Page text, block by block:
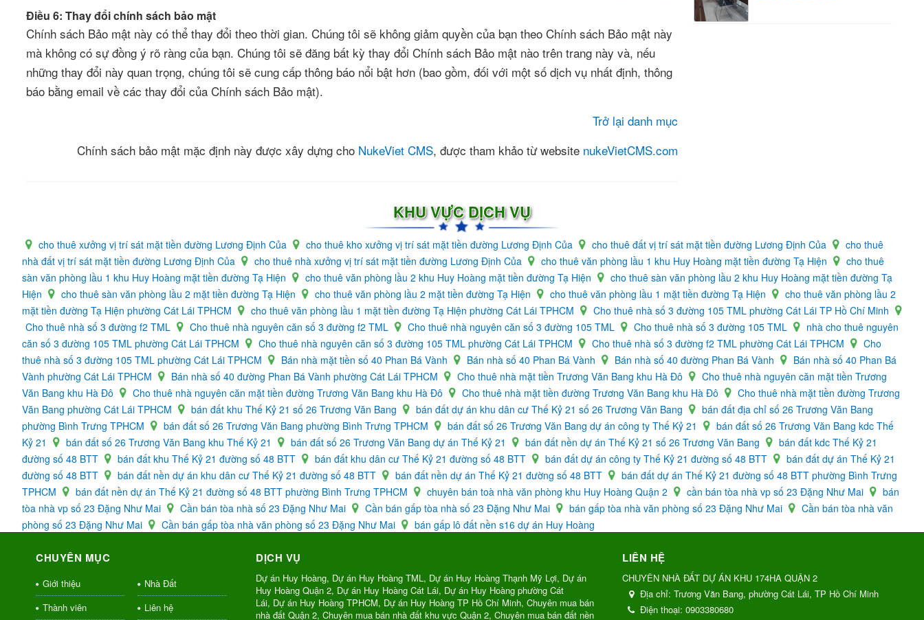
Điều 6: Thay đổi chính sách bảo mật
Chính sách Bảo mật này có thể thay đổi theo thời gian. Chúng tôi sẽ không giảm quyền của bạn theo Chính sách Bảo mật này
mà không có sự đồng ý rõ ràng của bạn. Chúng tôi sẽ đăng bất kỳ thay đổi Chính sách Bảo mật nào trên trang này và, nếu
những thay đổi này quan trọng, chúng tôi sẽ cung cấp thông báo nổi bật hơn (bao gồm, đối với một số dịch vụ nhất định, thông
báo bằng email về các thay đổi của Chính sách Bảo mật).
Trở lại danh mục
Chính sách bảo mật mặc định này được xây dựng cho NukeViet CMS, được tham khảo từ website nukeVietCMS.com
KHU VỰC DỊCH VỤ
cho thuê xưởng vị trí sát mặt tiền đường Lương Định Của cho thuê kho xưởng vị trí sát mặt tiền đường Lương Định Của cho thuê đất vị trí sát mặt tiền đường Lương Định Của
cho thuê
nhà đất vị trí sát mặt tiền đường Lương Định Của
cho thuê nhà xưởng vị trí sát mặt tiền đường Lương Định Của cho thuê văn phòng lầu 1 khu Huy Hoàng mặt tiền đường Tạ Hiện
cho thuê
sàn văn phòng lầu 1 khu Huy Hoàng mặt tiền đường Tạ Hiện
cho thuê văn phòng lầu 2 khu Huy Hoàng mặt tiền đường Tạ Hiện
cho thuê sàn văn phòng lầu 2 khu Huy Hoàng mặt tiền đường Tạ
Hiện
cho thuê sàn văn phòng lầu 2 mặt tiền đường Tạ Hiện cho thuê văn phòng lầu 2 mặt tiền đường Tạ Hiện cho thuê văn phòng lầu 1 mặt tiền đường Tạ Hiện
cho thuê văn phòng lầu 2
mặt tiền đường Tạ Hiện phường Cát Lái TPHCM
cho thuê văn phòng lầu 1 mặt tiền đường Tạ Hiện phường Cát Lái TPHCM
Cho thuê nhà số 3 đường 105 TML phường Cát Lái TP Hồ Chí Minh
Cho thuê nhà số 3 đường f2 TML
Cho thuê nhà nguyên căn số 3 đường f2 TML Cho thuê nhà nguyên căn số 3 đường 105 TML Cho thuê nhà số 3 đường 105 TML
nhà cho thuê nguyên
căn số 3 đường 105 TML phường Cát Lái TPHCM
Cho thuê nhà nguyên căn số 3 đường 105 TML phường Cát Lái TPHCM Cho thuê nhà số 3 đường f2 TML phường Cát Lái TPHCM
Cho
thuê nhà số 3 đường 105 TML phường Cát Lái TPHCM
Bán nhà mặt tiền số 40 Phan Bá Vành Bán nhà số 40 Phan Bá Vành Bán nhà số 40 đường Phan Bá Vành
Bán nhà số 40 Phan Bá
Vành phường Cát Lái TPHCM
Bán nhà số 40 đường Phan Bá Vành phường Cát Lái TPHCM Cho thuê nhà mặt tiền Trương Văn Bang khu Hà Đô
Cho thuê nhà nguyên căn mặt tiền Trương
Văn Bang khu Hà Đô
Cho thuê nhà nguyên căn mặt tiền đường Trương Văn Bang khu Hà Đô Cho thuê nhà mặt tiền đường Trương Văn Bang khu Hà Đô
Cho thuê nhà mặt tiền đường Trương
Văn Bang phường Cát Lái TPHCM
bán đất khu Thế Kỷ 21 số 26 Trương Văn Bang bán đất dự án khu dân cư Thế Kỷ 21 số 26 Trương Văn Bang
bán đất địa chỉ số 26 Trương Văn Bang
phường Bình Trưng TPHCM
bán đất số 26 Trương Văn Bang phường Bình Trưng TPHCM bán đất số 26 Trương Văn Bang dự án công ty Thế Kỷ 21
bán đất số 26 Trương Văn Bang kdc Thế
Kỷ 21
bán đất số 26 Trương Văn Bang khu Thế Kỷ 21 bán đất số 26 Trương Văn Bang dự án Thế Kỷ 21 bán đất nền dự án Thế Kỷ 21 số 26 Trương Văn Bang
bán đất kdc Thế Kỷ 21
đường số 48 BTT
bán đất khu Thế Kỷ 21 đường số 48 BTT bán đất khu dân cư Thế Kỷ 21 đường số 48 BTT bán đất dự án công ty Thế Kỷ 21 đường số 48 BTT
bán đất dự án Thế Kỷ 21
đường số 48 BTT
bán đất nền dự án khu dân cư Thế Kỷ 21 đường số 48 BTT bán đất nền dự án Thế Kỷ 21 đường số 48 BTT
bán đất dự án Thế Kỷ 21 đường số 48 BTT phường Bình Trưng
TPHCM
bán đất nền dự án Thế Kỷ 21 đường số 48 BTT phường Bình Trưng TPHCM chuyên bán toà nhà văn phòng khu Huy Hoàng Quận 2 cần bán tòa nhà vp số 23 Đặng Như Mai
bán
tòa nhà vp số 23 Đặng Như Mai
Cần bán tòa nhà số 23 Đặng Như Mai Cần bán gấp tòa nhà số 23 Đặng Như Mai bán gấp tòa nhà văn phòng số 23 Đặng Như Mai
Cần bán tòa nhà văn
phòng số 23 Đặng Như Mai
Cần bán gấp tòa nhà văn phòng số 23 Đặng Như Mai bán gấp lô đất nền s16 dự án Huy Hoàng
CHUYÊN MỤC
Giới thiệu
Nhà Đất
Thành viên
Liên hệ
DỊCH VỤ
Dự án Huy Hoàng, Dự án Huy Hoàng TML, Dự án Huy Hoàng Thạnh Mỹ Lợi, Dự án
Huy Hoàng Quận 2, Dự án Huy Hoàng Cát Lái, Dự án Huy Hoàng phường Cát
Lái, Dự án Huy Hoàng TPHCM, Dự án Huy Hoàng TP Hồ Chí Minh, Chuyên mua bán
nhà đất Quận 2, Chuyên mua bán nhà đất khu vực Quận 2, Chuyên mua bán đất nền
LIÊN HỆ
CHUYÊN NHÀ ĐẤT DỰ ÁN KHU 174HA QUẬN 2
Địa chỉ:Trương Văn Bang, phường Cát Lái, TP Hồ Chí Minh
Điện thoại:0903380680